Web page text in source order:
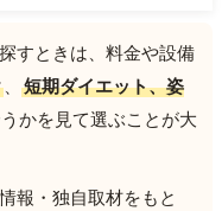
すときは、料金や設備
、
短期ダイエット、姿
かを見て選ぶことが大
報・独自取材をもと